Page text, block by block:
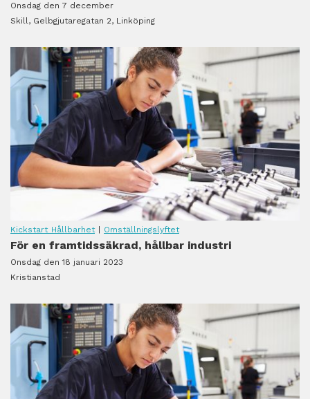
Onsdag den 7 december
Skill, Gelbgjutaregatan 2, Linköping
Kickstart Hållbarhet| Omställningslyftet
För en framtidssäkrad, hållbar industri
Onsdag den 18 januari 2023
Kristianstad